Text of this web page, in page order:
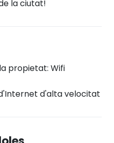
la ciutat!
propietat: Wifi
d'alta velocitat